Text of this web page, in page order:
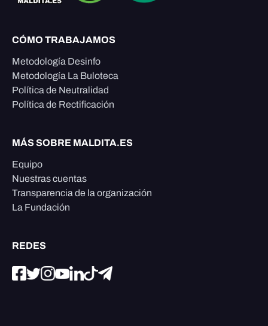
CÓMO TRABAJAMOS
Metodología Desinfo
Metodología La Buloteca
Política de Neutralidad
Política de Rectificación
MÁS SOBRE MALDITA.ES
Equipo
Nuestras cuentas
Transparencia de la organización
La Fundación
REDES